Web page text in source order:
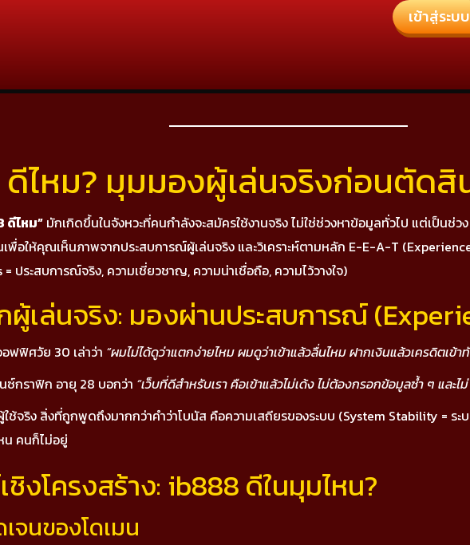
เข้าสู่ระบบ
ไหม? มุมมองผู้เล่นจริงก่อนตัดสิ
ดีไหม” มักเกิดขึ้นในจังหวะที่คนกำลังจะสมัครใช้งานจริง ไม่ใช่ช่วงหาข้อมูลทั่วไป แต่เป็นช่ว
เพื่อให้คุณเห็นภาพจากประสบการณ์ผู้เล่นจริง และวิเคราะห์ตามหลัก E-E-A-T
ประสบการณ์จริง, ความเชี่ยวชาญ, ความน่าเชื่อถือ, ความไว้วางใจ)
ผู้เล่นจริง: มองผ่านประสบการณ์
ฟฟิศวัย 30 เล่าว่า “ผมไม่ได้ดูว่าแตกง่ายไหม ผมดูว่าเข้าแล้วลื่นไหม ฝากเงินแล้วเครดิตเข้า
ซ์กราฟิก อายุ 28 บอกว่า “เว็บที่ดีสำหรับเรา คือเข้าแล้วไม่เด้ง ไม่ต้องกรอกข้อมูลซ้ำ ๆ และ
ช้จริง สิ่งที่ถูกพูดถึงมากกว่าคำว่าโบนัส คือความเสถียรของระบบ (System Stability = ระบ
น คนก็ไม่อยู่
ชิงโครงสร้าง: ib888 ดีในมุมไหน?
จนของโดเมน